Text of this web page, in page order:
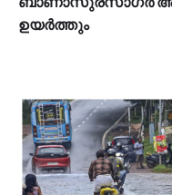
ഉയർത്തും